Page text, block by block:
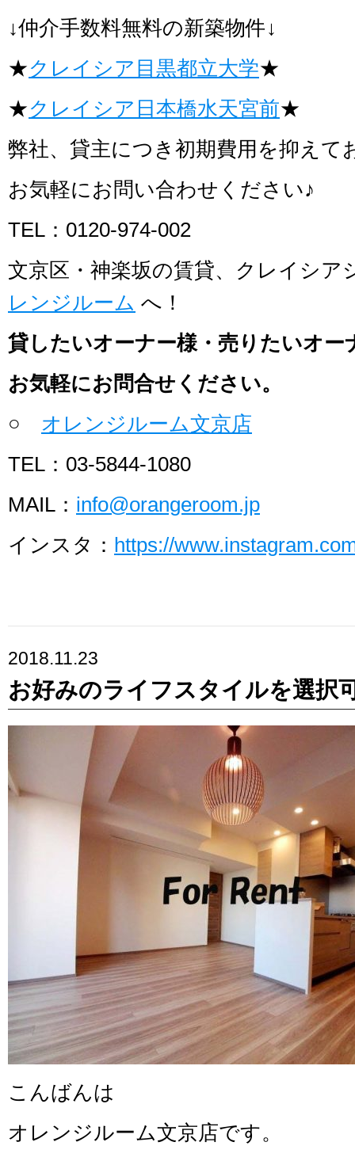
↓仲介手数料無料の新築物件↓
★クレイシア目黒都立大学★
★クレイシア日本橋水天宮前★
弊社、貸主につき初期費用を抑えて
お気軽にお問い合わせください♪
TEL：0120-974-002
文京区・神楽坂の賃貸、クレイシア
レンジルーム へ！
貸したいオーナー様・売りたいオー
お気軽にお問合せください。
○ オレンジルーム文京店
TEL：03-5844-1080
MAIL： info@orangeroom.jp
インスタ： https://
2018.11.23
お好みのライフスタイルを選択
こんばんは
オレンジルーム文京店です。